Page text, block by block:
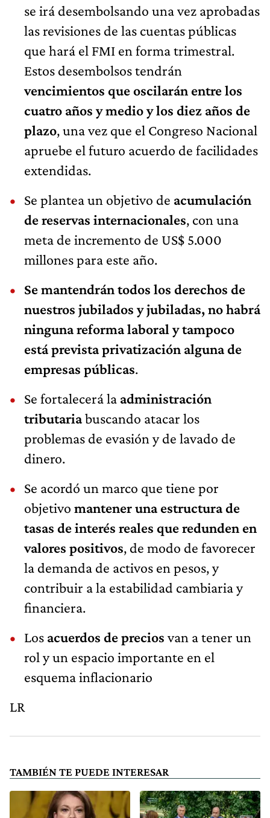
se irá desembolsando una vez aprobadas
las revisiones de las cuentas públicas
que hará el FMI en forma trimestral.
Estos desembolsos tendrán
vencimientos que oscilarán entre los
cuatro años y medio y los diez años de
plazo, una vez que el Congreso Nacional
apruebe el futuro acuerdo de facilidades
extendidas.
Se plantea un objetivo de acumulación
de reservas internacionales, con una
meta de incremento de US$ 5.000
millones para este año.
Se mantendrán todos los derechos de
nuestros jubilados y jubiladas, no habrá
ninguna reforma laboral y tampoco
está prevista privatización alguna de
empresas públicas.
Se fortalecerá la administración
tributariabuscando atacar los
problemas de evasión y de lavado de
dinero.
Se acordó un marco que tiene por
objetivo mantener una estructura de
tasas de interés reales que redunden en
valores positivos, de modo de favorecer
la demanda de activos en pesos, y
contribuir a la estabilidad cambiaria y
financiera.
Los acuerdos de precios van a tener un
rol y un espacio importante en el
esquema inflacionario
LR
TAMBIÉN TE PUEDE INTERESAR